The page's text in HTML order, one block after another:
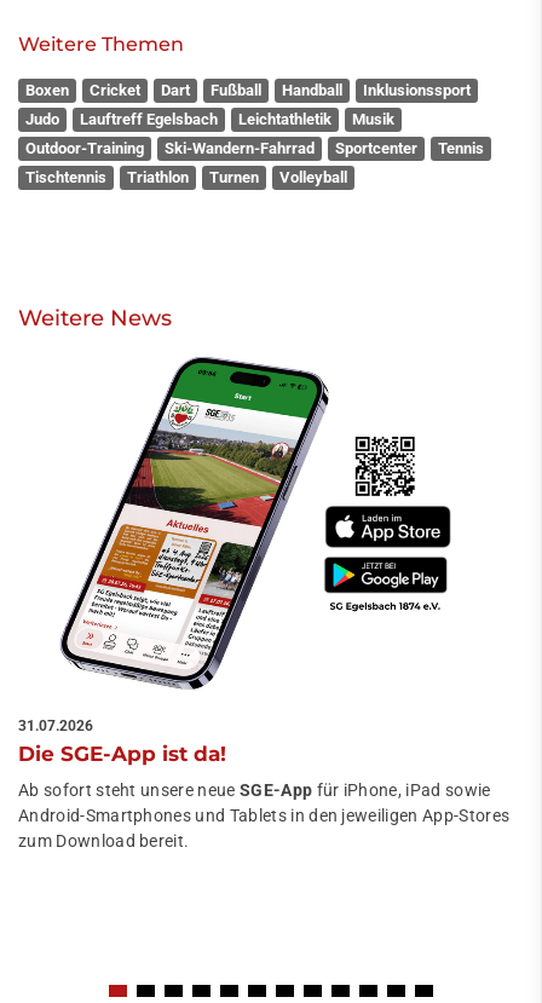
Weitere Themen
Boxen Cricket Dart Fußball Handball
Inklusionssport
Judo
Lauftreff Egelsbach Leichtathletik
Musik
Outdoor-Training
Ski-Wandern-Fahrrad Sportcenter
Tennis
Tischtennis
Triathlon Turnen Volleyball
Weitere News
31.07.2026
Die SGE-App ist da!
Ab sofort steht unsere neue SGE-App für iPhone, iPad sowie
Android-Smartphones und Tablets in den jeweiligen App-Stores
zum Download bereit.